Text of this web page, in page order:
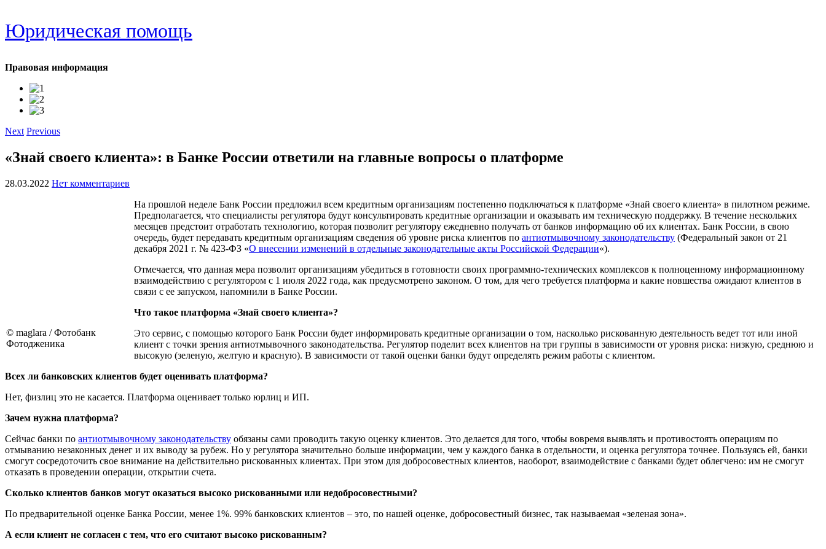
Юридическая помощь
Правовая информация
Next Previous
«Знай своего клиента»: в Банке России ответили на главные вопросы о платформе
28.03.2022 Нет комментариев
© maglara / Фотобанк
Фотодженика
На прошлой неделе Банк России предложил всем кредитным организациям постепенно подключаться к платформе «Знай своего клиента» в пилотном режиме.
Предполагается, что специалисты регулятора будут консультировать кредитные организации и оказывать им техническую поддержку. В течение нескольких
месяцев предстоит отработать технологию, которая позволит регулятору ежедневно получать от банков информацию об их клиентах. Банк России, в свою
очередь, будет передавать кредитным организациям сведения об уровне риска клиентов по антиотмывочному законодательству (Федеральный закон от 21
декабря 2021 г. № 423-ФЗ «О внесении изменений в отдельные законодательные акты Российской Федерации«).
Отмечается, что данная мера позволит организациям убедиться в готовности своих программно-технических комплексов к полноценному информационному
взаимодействию с регулятором с 1 июля 2022 года, как предусмотрено законом. О том, для чего требуется платформа и какие новшества ожидают клиентов в
связи с ее запуском, напомнили в Банке России.
Что такое платформа «Знай своего клиента»?
Это сервис, с помощью которого Банк России будет информировать кредитные организации о том, насколько рискованную деятельность ведет тот или иной
клиент с точки зрения антиотмывочного законодательства. Регулятор поделит всех клиентов на три группы в зависимости от уровня риска: низкую, среднюю и
высокую (зеленую, желтую и красную). В зависимости от такой оценки банки будут определять режим работы с клиентом.
Всех ли банковских клиентов будет оценивать платформа?
Нет, физлиц это не касается. Платформа оценивает только юрлиц и ИП.
Зачем нужна платформа?
Сейчас банки по антиотмывочному законодательству обязаны сами проводить такую оценку клиентов. Это делается для того, чтобы вовремя выявлять и противостоять операциям по
отмыванию незаконных денег и их выводу за рубеж. Но у регулятора значительно больше информации, чем у каждого банка в отдельности, и оценка регулятора точнее. Пользуясь ей, банки
смогут сосредоточить свое внимание на действительно рискованных клиентах. При этом для добросовестных клиентов, наоборот, взаимодействие с банками будет облегчено: им не смогут
отказать в проведении операции, открытии счета.
Сколько клиентов банков могут оказаться высоко рискованными или недобросовестными?
По предварительной оценке Банка России, менее 1%. 99% банковских клиентов – это, по нашей оценке, добросовестный бизнес, так называемая «зеленая зона».
А если клиент не согласен с тем, что его считают высоко рискованным?